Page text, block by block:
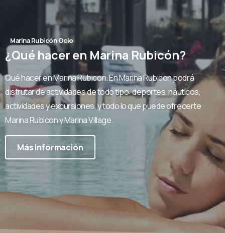
Marina Rubicón Ocio
¿Qué haceren Marina Rubicón?
Qué hacer en Marina Rubicon. En Marina Rubicon podrá
disfrutar de actividades de todo tipo: deportes, náuticos,
actividades y excursiones, y todo lo que puede ofrecerte
Marina Rubicon y Marina Village.
Más Información